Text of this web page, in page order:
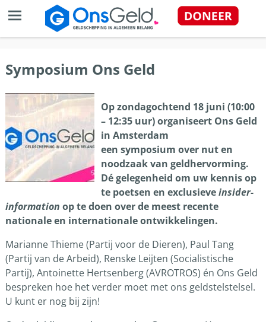
Symposium Ons Geld
Op zondagochtend 18 juni (10:00
– 12:35 uur) organiseert Ons Geld
in Amsterdam
een symposium over nut en
noodzaak van geldhervorming.
Dé gelegenheid om uw kennis op
te poetsen en exclusieveinsider-
information op te doen over de meest recente
nationale en internationale ontwikkelingen.
Marianne Thieme (Partij voor de Dieren), Paul Tang
(Partij van de Arbeid), Renske Leijten (Socialistische
Partij), Antoinette Hertsenberg (AVROTROS) én Ons Geld
bespreken hoe het verder moet met ons geldstelstelsel.
U kunt er nog bij zijn!